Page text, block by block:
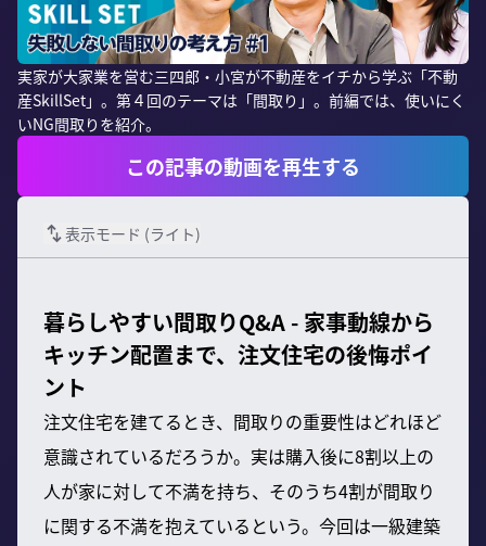
実家が大家業を営む三四郎・小宮が不動産をイチから学ぶ「不動
産SkillSet」。第４回のテーマは「間取り」。前編では、使いにく
いNG間取りを紹介。
この記事の動画を再生する
表示モード (ライト)
暮らしやすい間取りQ&A - 家事動線から
キッチン配置まで、注文住宅の後悔ポイ
ント
注文住宅を建てるとき、間取りの重要性はどれほど
意識されているだろうか。実は購入後に8割以上の
人が家に対して不満を持ち、そのうち4割が間取り
に関する不満を抱えているという。今回は一級建築